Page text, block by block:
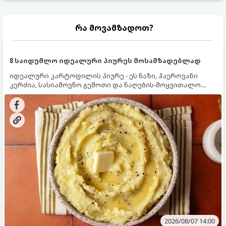
რა მოვამზადოთ?
8 საიდუმლო იდეალური პიურეს მოსამზადებლად
იდეალური კარტოფილის პიურე - ეს ნაზი, ჰაეროვანი
კერძია, სასიამოვნო გემოთი და ნაღების-მოყვითალო
ფერით. მისი მომზადება ძალიან მარტივია, მაგრამ
არსებობს რამდენიმე საიდუმლო, რომლებიც უნდა
იცოდეთ, რომ პიურე იდეალურად გემრიელი გამოვიდეს.
2026/08/07 14:00